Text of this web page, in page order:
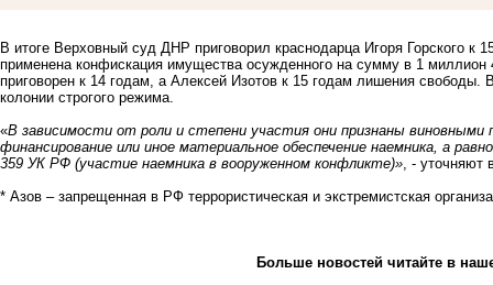
В итоге Верховный суд ДНР приговорил краснодарца Игоря Горского к
применена конфискация имущества осужденного на сумму в 1
приговорен к 14 годам, а Алексей Изотов к 15 годам лишения свободы.
колонии строгого режима.
«В зависимости от роли и степени участия они признаны виновными
финансирование или иное материальное обеспечение наемника, а
359 УК РФ (участие наемника в вооруженном конфликте)», - уточняют
* Азов – запрещенная в РФ террористическая и экстремистская
Больше новостейчитайте в